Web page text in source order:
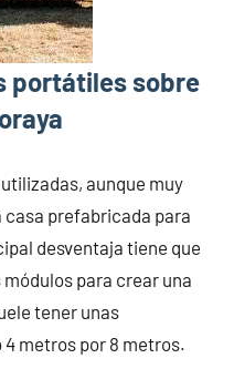
portátiles sobre
aunque muy
casa prefabricada para
desventaja tiene que
para crear una
tener unas
metros por 8 metros.